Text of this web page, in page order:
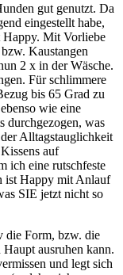
gut genutzt. Da
eingestellt habe,
Happy. Mit Vorliebe
Kaustangen
2 x in der Wäsche.
Für schlimmere
bis 65 Grad zu
wie eine
durchgezogen, was
Alltagstauglichkeit
auf
ich eine rutschfeste
ist Happy mit Anlauf
SIE jetzt nicht so
die Form, bzw. die
ausruhen kann.
und legt sich